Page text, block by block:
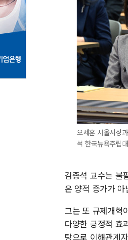
오세훈 서울시장
석 한국뉴욕주립
김종석 교수는 불
은 양적 증가가
그는 또 규제개혁
다양한 긍정적 효
탕으로 이해관계